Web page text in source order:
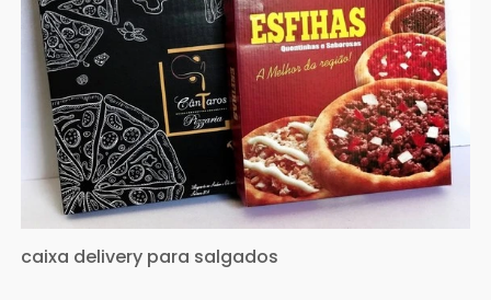
caixa delivery para salgados